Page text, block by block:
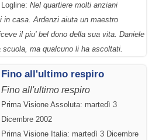
Logline: Nel quartiere molti anziani
in casa. Ardenzi aiuta un maestro
il piu' bel dono della sua vita. Daniele
ma qualcuno li ha ascoltati.
Fino all'ultimo respiro
Fino all'ultimo respiro
Prima Visione Assoluta: martedì 3
Dicembre 2002
Prima Visione Italia: martedì 3 Dicembre